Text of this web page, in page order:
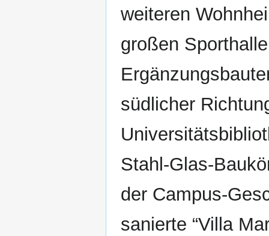
weiteren
großen
südlicher
Stahl-Glas-
der Campus-
sanierte “Villa